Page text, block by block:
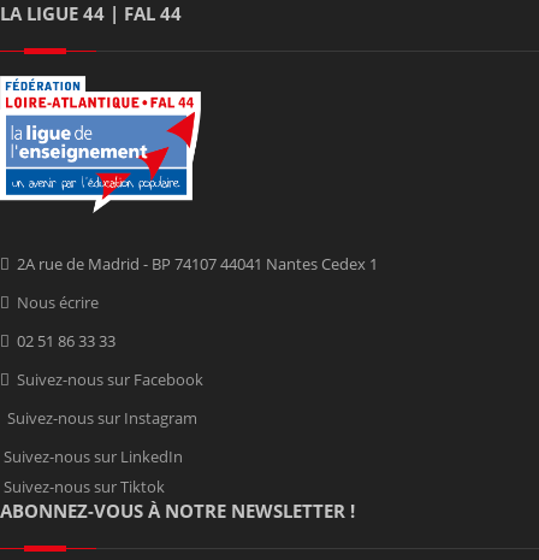
LA LIGUE 44 | FAL 44
2A rue de Madrid - BP 74107 44041 Nantes Cedex 1
Nous écrire
02 51 86 33 33
Suivez-nous sur Facebook
Suivez-nous sur Instagram
Suivez-nous sur LinkedIn
Suivez-nous sur Tiktok
ABONNEZ-VOUS À NOTRE NEWSLETTER !